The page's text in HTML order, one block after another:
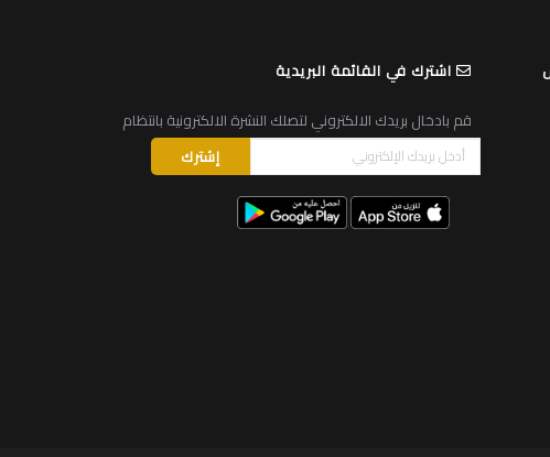
اشترك في القائمة البريدية
قم بادخال بريدك الالكتروني لتصلك النشرة الالكترونية بانتظام